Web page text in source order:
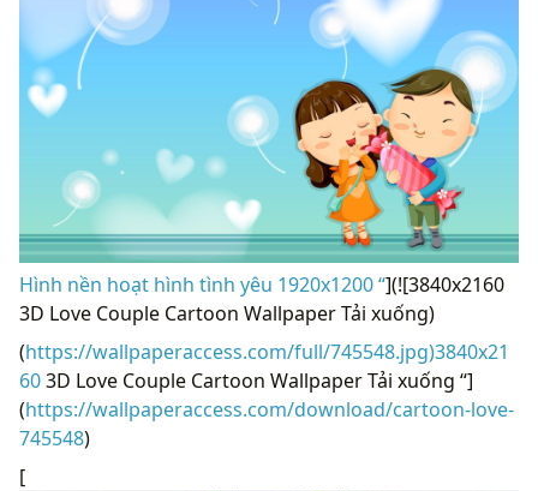
Hình nền hoạt hình tình yêu 1920x1200 “](![3840x2160
3D Love Couple Cartoon Wallpaper Tải xuống)
(https://wallpaperaccess.com/full/745548.jpg)3840x21
603D Love Couple Cartoon Wallpaper Tải xuống “]
(https://wallpaperaccess.com/download/cartoon-love-
745548)
[